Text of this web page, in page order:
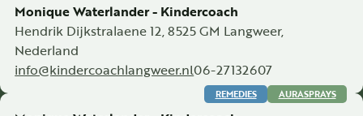
Monique Waterlander - Kindercoach
Hendrik Dijkstralaene 12, 8525 GM Langweer,
Nederland
info@kindercoachlangweer.nl06-27132607
REMEDIES AURASPRAYS